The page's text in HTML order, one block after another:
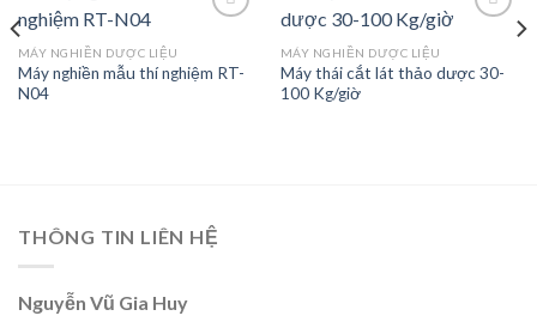
Add to
MÁY NGHIỀN DƯỢC LIỆU
Máy nghiền mẫu thí nghiệm RT-
N04
Add to
MÁY NGHIỀN DƯỢC LIỆU
Máy thái cắt lát thảo dược 30-
100 Kg/giờ
THÔNG TIN LIÊN HỆ
Nguyễn Vũ Gia Huy